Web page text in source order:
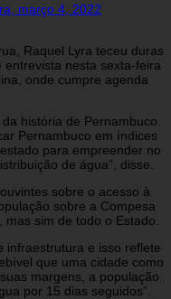
março 4, 2022
Raquel Lyra teceu duras
nesta sexta-feira
onde cumpre agenda
história de Pernambuco.
Pernambuco em índices
para empreender no
de água”, disse.
sobre o acesso à
sobre a Compesa
sim de todo o Estado.
infraestrutura e isso reflete
que uma cidade como
margens, a população
por 15 dias seguidos”.